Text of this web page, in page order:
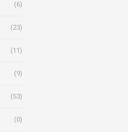
(6)
(23)
(11)
(9)
(53)
(0)